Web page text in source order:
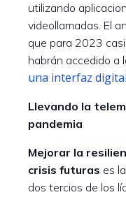
utilizando
videollamadas. El
que para 2023
habrán accedido a
una interfaz digital
Llevando la
pandemia
Mejorar la
crisis futuras es
dos tercios de los